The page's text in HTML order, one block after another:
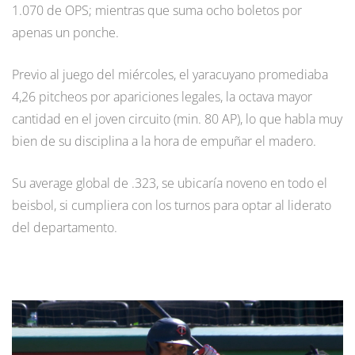
1.070 de OPS; mientras que suma ocho boletos por
apenas un ponche.
Previo al juego del miércoles, el yaracuyano promediaba
4,26 pitcheos por apariciones legales, la octava mayor
cantidad en el joven circuito (min. 80 AP), lo que habla muy
bien de su disciplina a la hora de empuñar el madero.
Su average global de .323, se ubicaría noveno en todo el
beisbol, si cumpliera con los turnos para optar al liderato
del departamento.